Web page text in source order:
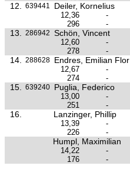
12. 639441 Deiler, Kornelius
12,36 -
296
-
13. 286942 Schön, Vincent
12,60 -
278
-
14. 288628 Endres, Emilian Flor
12,67 -
274
-
15. 639240 Puglia, Federico
13,00 -
251
-
16. Lanzinger, Phillip
13,39 -
226
-
Humpl, Maximilian
14,22 -
176
-